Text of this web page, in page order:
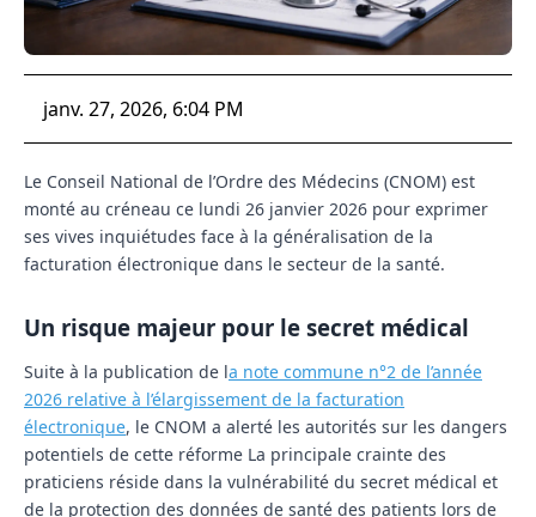
janv. 27, 2026, 6:04 PM
Le Conseil National de l’Ordre des Médecins (CNOM) est
monté au créneau ce lundi 26 janvier 2026 pour exprimer
ses vives inquiétudes face à la généralisation de la
facturation électronique dans le secteur de la santé.
Un risque majeur pour le secret médical
Suite à la publication de la note commune n°2 de l’année
2026 relative à l’élargissement de la facturation
électronique, le CNOM a alerté les autorités sur les dangers
potentiels de cette réforme La principale crainte des
praticiens réside dans la vulnérabilité du secret médical et
de la protection des données de santé des patients lors de